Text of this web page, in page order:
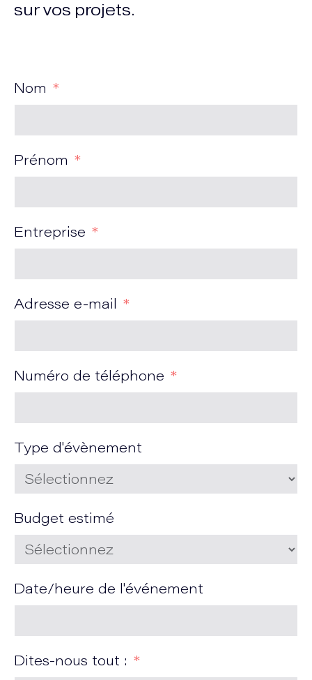
sur vos projets.
Nom
Prénom
Entreprise
Adresse e-mail
Numéro de téléphone
Type d'évènement
Budget estimé
Date/heure de l'événement
Dites-nous tout :